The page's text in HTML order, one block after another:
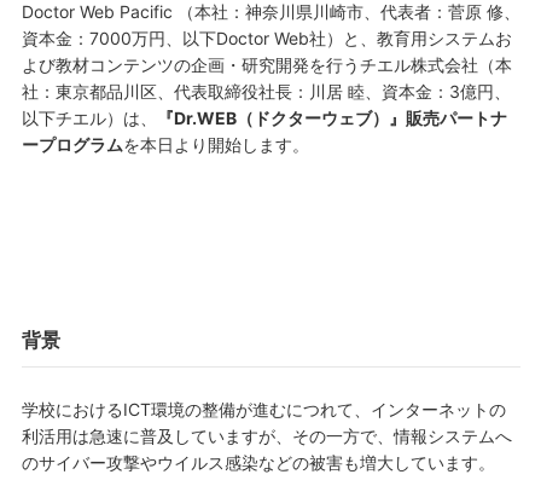
Doctor Web Pacific （本社：神奈川県川崎市、代表者：菅原 修、
資本金：7000万円、以下Doctor Web社）と、教育用システムお
よび教材コンテンツの企画・研究開発を行うチエル株式会社（本
社：東京都品川区、代表取締役社長：川居 睦、資本金：3億円、
以下チエル）は、
『Dr.WEB（ドクターウェブ）』販売パートナ
ープログラムを本日より開始します。
背景
学校におけるICT環境の整備が進むにつれて、インターネットの
利活用は急速に普及していますが、その一方で、情報システムへ
のサイバー攻撃やウイルス感染などの被害も増大しています。